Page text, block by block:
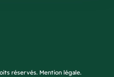
réservés. Mention légale.